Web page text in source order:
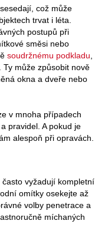
což může
trvat i léta.
postupů při
směsi nebo
soudržnému podkladu
může způsobit nově
okna a dveře nebo
v mnoha případech
pravidel. A pokud je
alespoň při opravách.
vyžadují kompletní
omítky osekejte až
volby penetrace a
míchaných